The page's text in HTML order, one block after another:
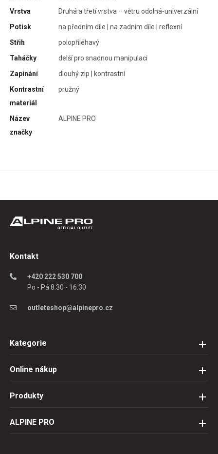
Vrstva
Druhá a třetí vrstva – větru odolná-univerzální
Potisk
na předním díle | na zadním díle | reflexní
Střih
polopřiléhavý
Taháčky
delší pro snadnou manipulaci
Zapínání
dlouhý zip | kontrastní
Kontrastní
materiál
pružný
Název
značky
ALPINE PRO
Kontakt
+420 222 530 700
Po - Pá 8:30 - 16:30
outleteshop@alpinepro.cz
Kategorie
Online nákup
Produkty
ALPINE PRO